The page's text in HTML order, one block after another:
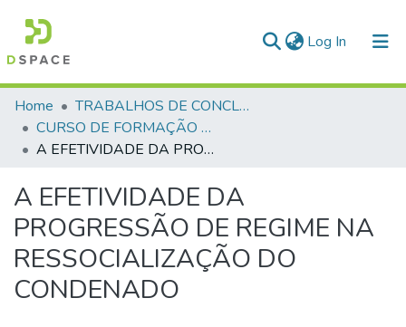
Log In (current)
Communities & Collections
All of DSpace
Home
TRABALHOS DE CONCLUSÃO DE CURSO - CFP (CURSO DE FORMAÇÃO DE PRAÇAS)
CURSO DE FORMAÇÃO DE PRAÇAS - CFP - 2018
A EFETIVIDADE DA PROGRESSÃO DE REGIME NA RESSOCIALIZAÇÃO DO CONDENADO
A EFETIVIDADE DA
PROGRESSÃO DE REGIME NA
RESSOCIALIZAÇÃO DO
CONDENADO